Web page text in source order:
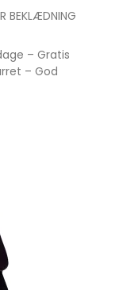
BEKLÆDNING
– Gratis
– God